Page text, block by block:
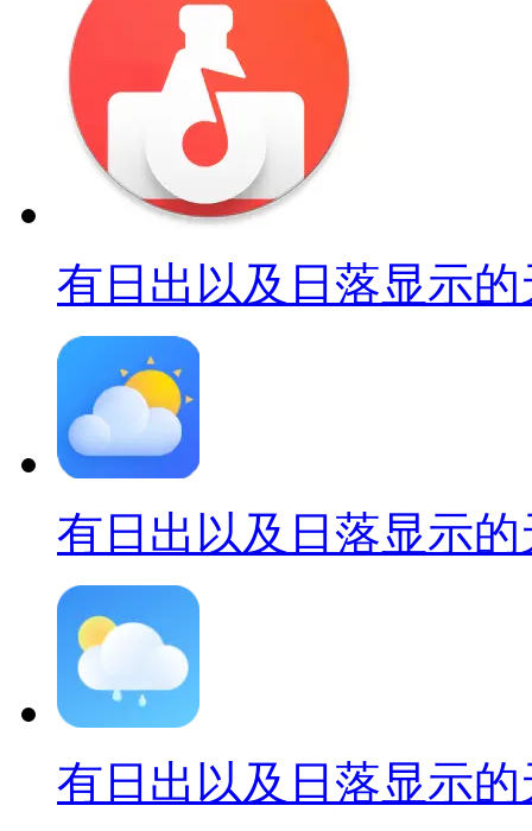
有日出以及日落显示
有日出以及日落显示
有日出以及日落显示